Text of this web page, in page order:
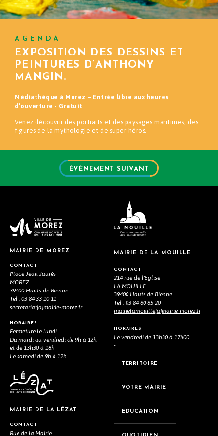
AGENDA
EXPOSITION DES DESSINS ET
PEINTURES D’ANTHONY
MANGIN.
Médiathèque à Morez – Entrée libre aux heures
d’ouverture - Gratuit
Venez découvrir des portraits et des paysages maritimes, des
figures de la mythologie et de super-héros.
ÉVÈNEMENT SUIVANT
MAIRIE DE MOREZ
CONTACT
Place Jean Jaurès
MOREZ
39400 Hauts de Bienne
Tel : 03 84 33 10 11
secretariat[a]mairie-morez.fr
HORAIRES
Fermeture le lundi
Du mardi au vendredi de 9h à 12h
et de 13h30 à 18h
Le samedi de 9h à 12h
MAIRIE DE LA MOUILLE
CONTACT
214 rue de l'Eglise
LA MOUILLE
39400 Hauts de Bienne
Tel : 03 84 60 65 20
mairielamouille[a]mairie-morez.fr
HORAIRES
Le vendredi de 13h30 à 17h00
-
-
MAIRIE DE LA LÉZAT
CONTACT
Rue de la Mairie
TERRITOIRE
VOTRE MAIRIE
EDUCATION